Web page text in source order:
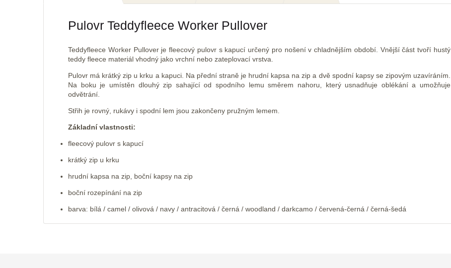
Pulovr Teddyfleece Worker Pullover
Teddyfleece Worker Pullover je fleecový pulovr s kapucí určený pro nošení v chladnějším období. Vnější část tvoří hustý
teddy fleece materiál vhodný jako vrchní nebo zateplovací vrstva.
Pulovr má krátký zip u krku a kapuci. Na přední straně je hrudní kapsa na zip a dvě spodní kapsy se zipovým uzavíráním.
Na boku je umístěn dlouhý zip sahající od spodního lemu směrem nahoru, který usnadňuje oblékání a umožňuje
odvětrání.
Střih je rovný, rukávy i spodní lem jsou zakončeny pružným lemem.
Základní vlastnosti:
fleecový pulovr s kapucí
krátký zip u krku
hrudní kapsa na zip, boční kapsy na zip
boční rozepínání na zip
barva: bílá / camel / olivová / navy / antracitová / černá / woodland / darkcamo / červená-černá / černá-šedá